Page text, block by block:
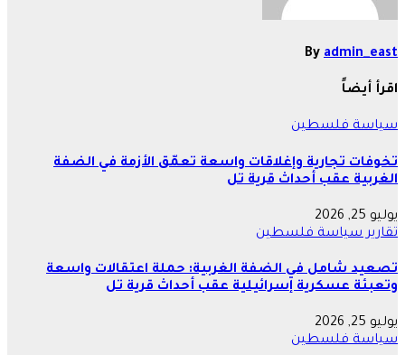
By admin_east
اقرأ أيضاً
سياسةفلسطين
تخوفات تجارية وإغلاقات واسعة تعمّق الأزمة في الضفة
الغربية عقب أحداث قرية تل
يوليو 25, 2026
تقاريرسياسةفلسطين
تصعيد شامل في الضفة الغربية: حملة اعتقالات واسعة
وتعبئة عسكرية إسرائيلية عقب أحداث قرية تل
يوليو 25, 2026
سياسةفلسطين